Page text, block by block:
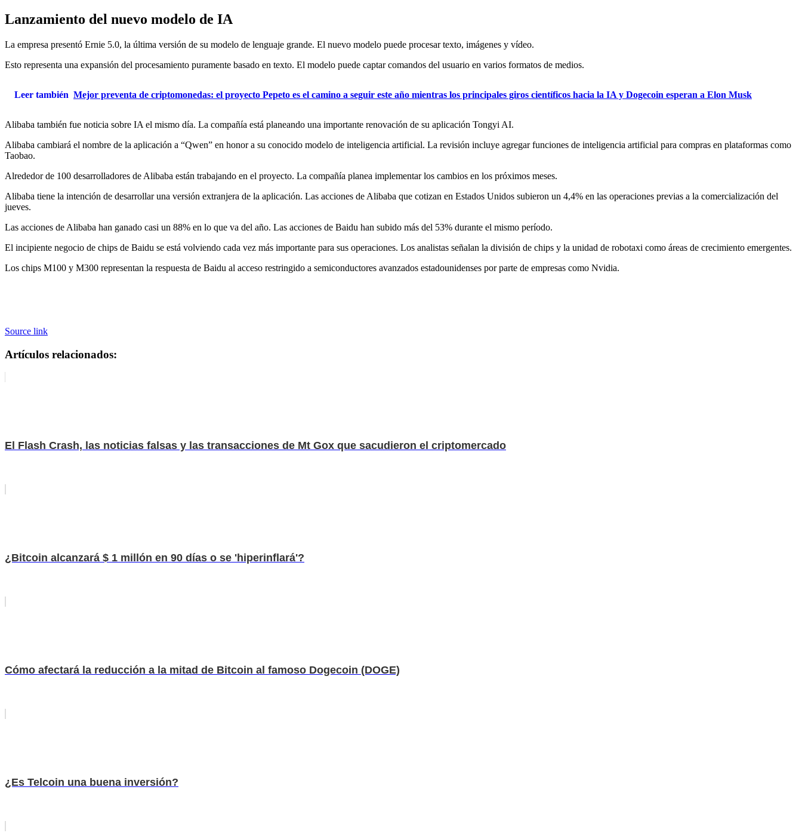
Lanzamiento del nuevo modelo de IA
La empresa presentó Ernie 5.0, la última versión de su modelo de lenguaje grande. El nuevo modelo puede procesar texto, imágenes y vídeo.
Esto representa una expansión del procesamiento puramente basado en texto. El modelo puede captar comandos del usuario en varios formatos de medios.
Leer también Mejor preventa de criptomonedas: el proyecto Pepeto es el camino a seguir este año mientras los principales giros científicos hacia la IA y Dogecoin esperan a Elon Musk
Alibaba también fue noticia sobre IA el mismo día. La compañía está planeando una importante renovación de su aplicación Tongyi AI.
Alibaba cambiará el nombre de la aplicación a “Qwen” en honor a su conocido modelo de inteligencia artificial. La revisión incluye agregar funciones de inteligencia artificial para compras en plataformas como
Taobao.
Alrededor de 100 desarrolladores de Alibaba están trabajando en el proyecto. La compañía planea implementar los cambios en los próximos meses.
Alibaba tiene la intención de desarrollar una versión extranjera de la aplicación. Las acciones de Alibaba que cotizan en Estados Unidos subieron un 4,4% en las operaciones previas a la comercialización del
jueves.
Las acciones de Alibaba han ganado casi un 88% en lo que va del año. Las acciones de Baidu han subido más del 53% durante el mismo período.
El incipiente negocio de chips de Baidu se está volviendo cada vez más importante para sus operaciones. Los analistas señalan la división de chips y la unidad de robotaxi como áreas de crecimiento emergentes.
Los chips M100 y M300 representan la respuesta de Baidu al acceso restringido a semiconductores avanzados estadounidenses por parte de empresas como Nvidia.
Source link
Artículos relacionados:
El Flash Crash, las noticias falsas y las transacciones de Mt Gox que sacudieron el criptomercado
¿Bitcoin alcanzará $ 1 millón en 90 días o se 'hiperinflará'?
Cómo afectará la reducción a la mitad de Bitcoin al famoso Dogecoin (DOGE)
¿Es Telcoin una buena inversión?